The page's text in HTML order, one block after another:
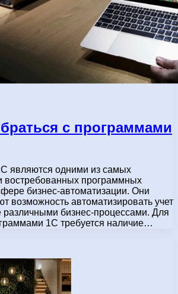
с программами
являются одними из самых
востребованных программных
бизнес-автоматизации. Они
возможность автоматизировать учет
различными бизнес-процессами. Для
1С требуется наличие…